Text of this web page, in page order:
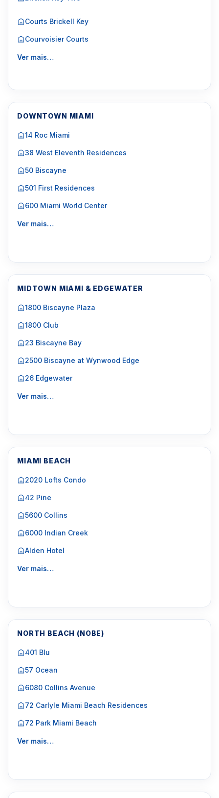
Courts Brickell Key
Courvoisier Courts
Ver mais…
DOWNTOWN MIAMI
14 Roc Miami
38 West Eleventh Residences
50 Biscayne
501 First Residences
600 Miami World Center
Ver mais…
MIDTOWN MIAMI & EDGEWATER
1800 Biscayne Plaza
1800 Club
23 Biscayne Bay
2500 Biscayne at Wynwood Edge
26 Edgewater
Ver mais…
MIAMI BEACH
2020 Lofts Condo
42 Pine
5600 Collins
6000 Indian Creek
Alden Hotel
Ver mais…
NORTH BEACH (NOBE)
401 Blu
57 Ocean
6080 Collins Avenue
72 Carlyle Miami Beach Residences
72 Park Miami Beach
Ver mais…